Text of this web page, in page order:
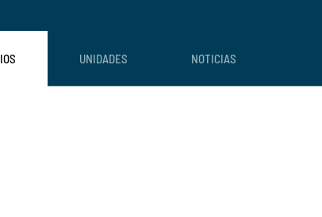
UNIDADES NOTICIAS